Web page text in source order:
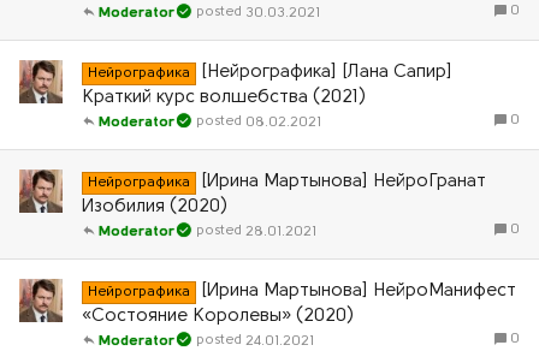
0
30.03.2021
Moderator
Нейрографика
[Нейрографика] [Лана Сапир]
Краткий курс волшебства (2021)
0
08.02.2021
Moderator
Нейрографика
[Ирина Мартынова] НейроГранат
Изобилия (2020)
0
28.01.2021
Moderator
Нейрографика
[Ирина Мартынова] НейроМанифест
«Состояние Королевы» (2020)
0
24.01.2021
Moderator